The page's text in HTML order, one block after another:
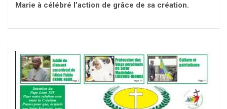
Marie à célébré l’action de grâce de sa création.